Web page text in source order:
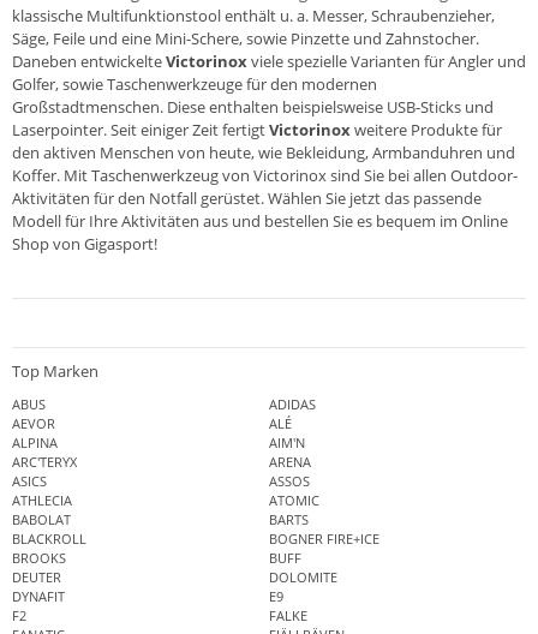
klassische Multifunktionstool enthält u. a. Messer, Schraubenzieher,
Säge, Feile und eine Mini-Schere, sowie Pinzette und Zahnstocher.
Daneben entwickelteVictorinoxviele spezielle Varianten für Angler und
Golfer, sowie Taschenwerkzeuge für den modernen
Großstadtmenschen. Diese enthalten beispielsweise USB-Sticks und
Laserpointer. Seit einiger Zeit fertigtVictorinoxweitere Produkte für
den aktiven Menschen von heute, wie Bekleidung, Armbanduhren und
Koffer. Mit Taschenwerkzeug von Victorinox sind Sie bei allen Outdoor-
Aktivitäten für den Notfall gerüstet. Wählen Sie jetzt das passende
Modell für Ihre Aktivitäten aus und bestellen Sie es bequem im Online
Shop von Gigasport!
Top Marken
ABUS
ADIDAS
AEVOR
ALÉ
ALPINA
AIM'N
ARC'TERYX
ARENA
ASICS
ASSOS
ATHLECIA
ATOMIC
BABOLAT
BARTS
BLACKROLL
BOGNER FIRE+ICE
BROOKS
BUFF
DEUTER
DOLOMITE
DYNAFIT
E9
F2
FALKE